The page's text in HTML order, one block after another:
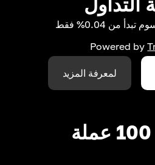
من 0.04% فقط
Powered by
لمعرفة المزيد
ندعم أكثر من 100 عملة